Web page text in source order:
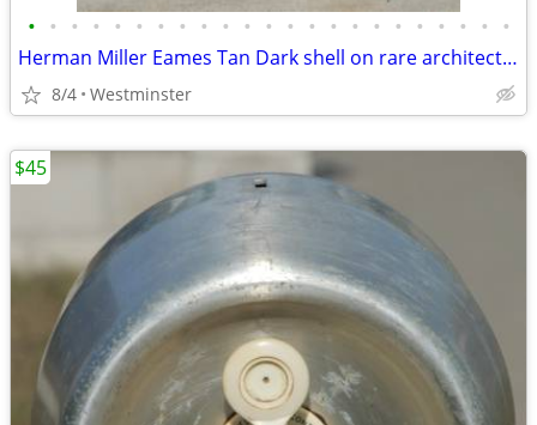
• • • • • • • • • • • • • • • • • • • • • • •
Herman Miller Eames Tan Dark shell on rare architect's drafting base.
8/4 Westminster
$45